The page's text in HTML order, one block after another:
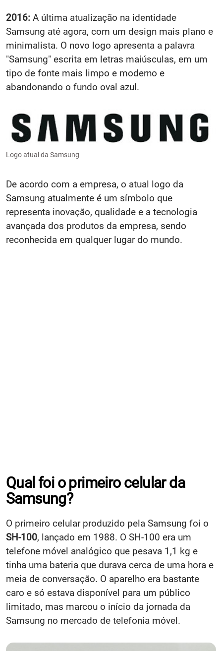
2016: A última atualização na identidade
Samsung até agora, com um design mais plano e
minimalista. O novo logo apresenta a palavra
"Samsung" escrita em letras maiúsculas, em um
tipo de fonte mais limpo e moderno e
abandonando o fundo oval azul.
Logo atual da Samsung
De acordo com a empresa, o atual logo da
Samsung atualmente é um símbolo que
representa inovação, qualidade e a tecnologia
avançada dos produtos da empresa, sendo
reconhecida em qualquer lugar do mundo.
Qual foi o primeiro celular da
Samsung?
O primeiro celular produzido pela Samsung foi o
SH-100, lançado em 1988. O SH-100 era um
telefone móvel analógico que pesava 1,1 kg e
tinha uma bateria que durava cerca de uma hora e
meia de conversação. O aparelho era bastante
caro e só estava disponível para um público
limitado, mas marcou o início da jornada da
Samsung no mercado de telefonia móvel.